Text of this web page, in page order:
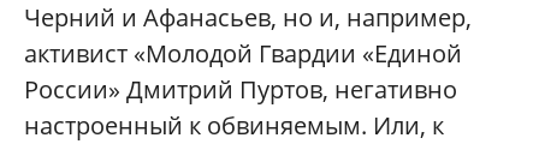
Черний и Афанасьев, но и, например,
активист «Молодой Гвардии «Единой
России» Дмитрий Пуртов, негативно
настроенный к обвиняемым. Или, к